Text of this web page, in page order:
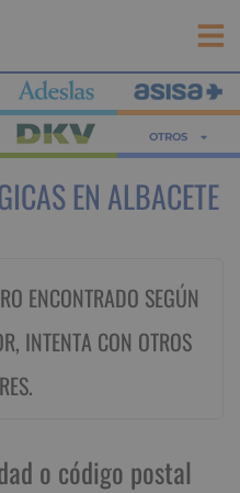
OTROS
EN ALBACETE
ENCONTRADO SEGÚN
INTENTA CON OTROS
o código postal